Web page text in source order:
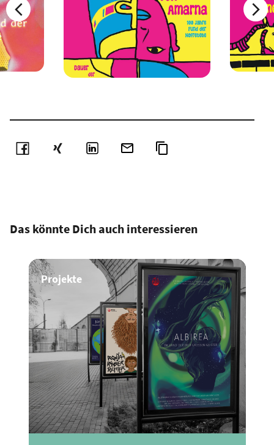
Das könnte Dich auch interessieren
Projekte